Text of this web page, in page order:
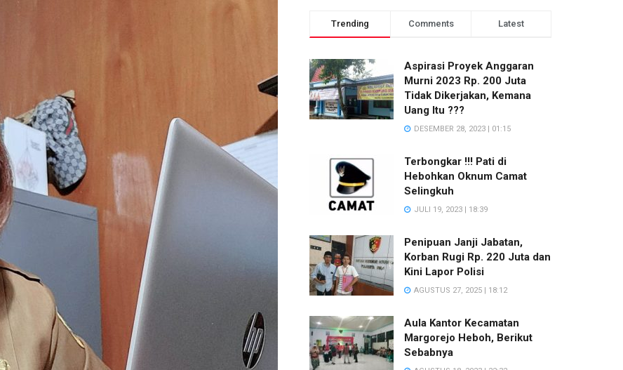
Trending Comments Latest
Aspirasi Proyek Anggaran
Murni 2023 Rp. 200 Juta
Tidak Dikerjakan, Kemana
Uang Itu ???
DESEMBER 28, 2023 | 01:15
Terbongkar !!! Pati di
Hebohkan Oknum Camat
Selingkuh
JULI 19, 2023 | 18:39
Penipuan Janji Jabatan,
Korban Rugi Rp. 220 Juta dan
Kini Lapor Polisi
AGUSTUS 27, 2025 | 18:12
Aula Kantor Kecamatan
Margorejo Heboh, Berikut
Sebabnya